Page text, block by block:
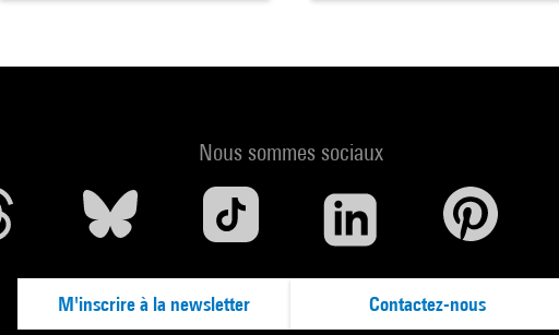
Nous sommes sociaux
M'inscrire à la newsletter Contactez-nous